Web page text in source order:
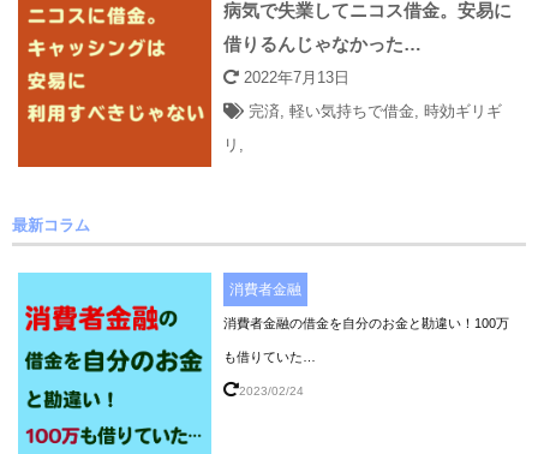
病気で失業してニコス借金。安易に
借りるんじゃなかった…
2022年7月13日
完済,軽い気持ちで借金, 時効ギリギ
リ ,
最新コラム
消費者金融
消費者金融の借金を自分のお金と勘違い！100万
も借りていた…
2023/02/24